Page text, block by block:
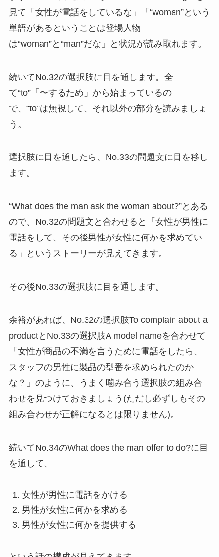
見て「女性が電話をしているな」「“woman”という
単語があるということは登場人物
は“woman”と“man”だな」と状況が読み取れます。
続いてNo.32の選択肢に目を通します。全
て“to”「〜するため」から始まっているの
で、“to”は無視して、それ以外の部分を読みましょ
う。
選択肢に目を通したら、No.33の問題文に目を移し
ます。
“What does the man ask the woman about?”とある
ので、No.32の問題文と合わせると「女性が男性に
電話をして、その後男性が女性に何かを求めてい
る」というストーリーが見えてきます。
その後No.33の選択肢に目を通します。
余裕があれば、No.32の選択肢To complain about a
productとNo.33の選択肢A model nameを合わせて
「女性が商品の不満を言うために電話をしたら、
スタッフの男性に製品の型番を求められたのか
な？」のように、うまく噛み合う選択肢の組み合
わせを見つけておきましょう(ただし必ずしもその
組み合わせが正解になるとは限りません)。
続いてNo.34のWhat does the man offer to do?に目
を通して、
女性が男性に電話をかける
男性が女性に何かを求める
男性が女性に何かを提供する